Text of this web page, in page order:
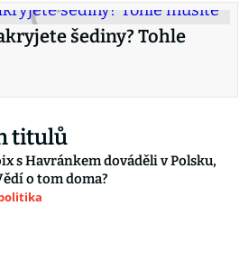
šediny? Tohle
titulů
s Havránkem dováděli v Polsku,
o tom doma?